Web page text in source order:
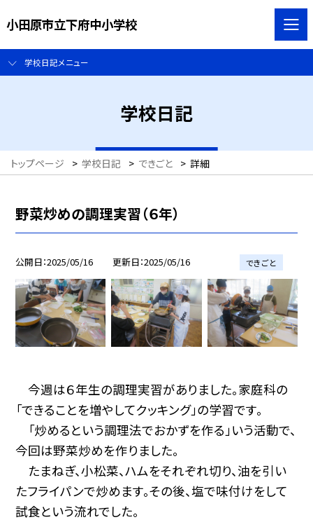
小田原市立下府中小学校
学校日記メニュー
学校日記
トップページ > 学校日記 > できごと > 詳細
野菜炒めの調理実習（６年）
公開日 2025/05/16 更新日 2025/05/16 できごと
今週は６年生の調理実習がありました。家庭科の
「できることを増やしてクッキング」の学習です。
「炒めるという調理法でおかずを作る」いう活動で、
今回は野菜炒めを作りました。
たまねぎ、小松菜、ハムをそれぞれ切り、油を引い
たフライパンで炒めます。その後、塩で味付けをして
試食という流れでした。